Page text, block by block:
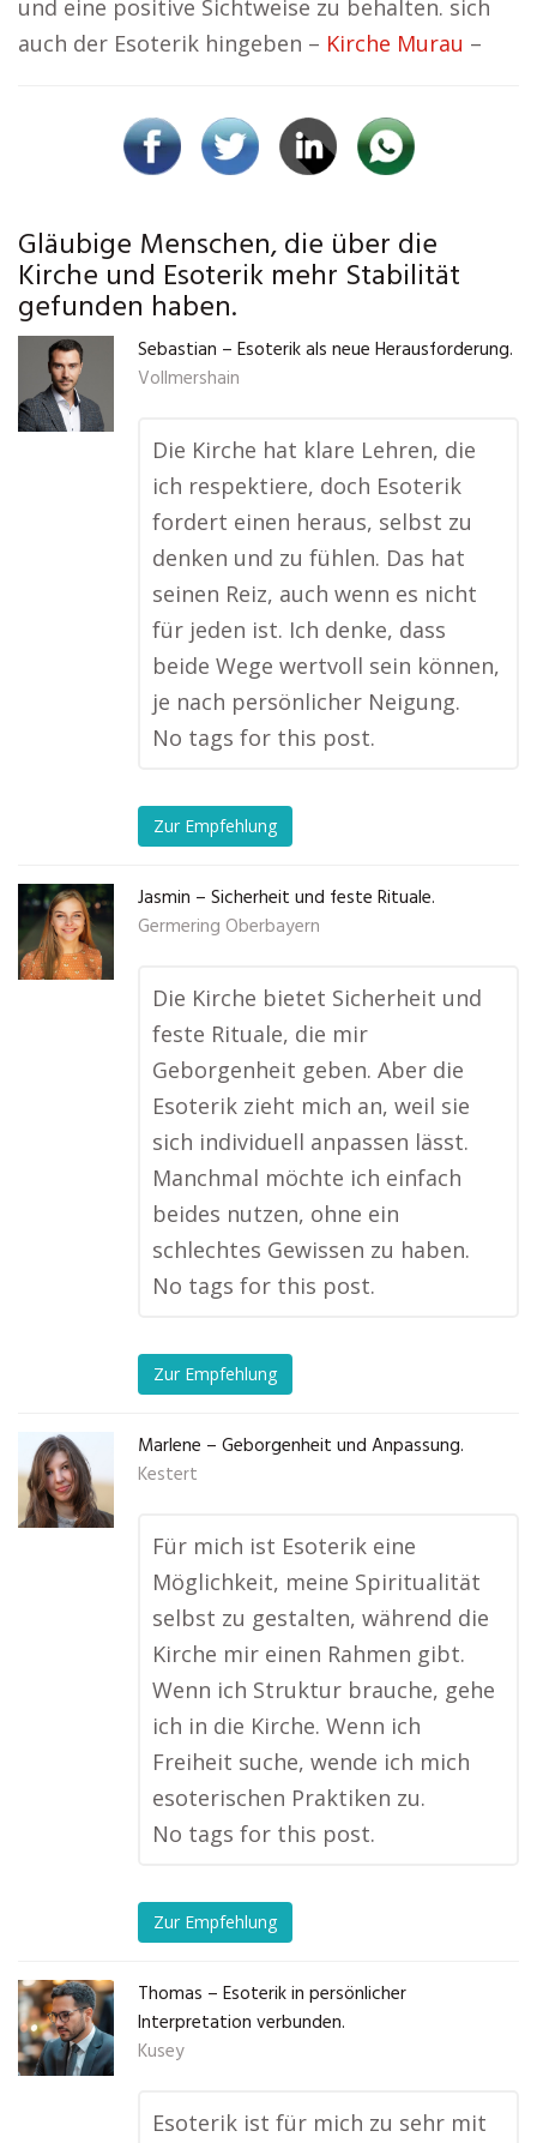
und eine positive Sichtweise zu behalten. sich
auch der Esoterik hingeben – Kirche Murau –
Gläubige Menschen, die über die
Kirche und Esoterik mehr Stabilität
gefunden haben.
Sebastian – Esoterik als neue Herausforderung.
Vollmershain
Die Kirche hat klare Lehren, die
ich respektiere, doch Esoterik
fordert einen heraus, selbst zu
denken und zu fühlen. Das hat
seinen Reiz, auch wenn es nicht
für jeden ist. Ich denke, dass
beide Wege wertvoll sein können,
je nach persönlicher Neigung.
No tags for this post.
Zur Empfehlung
Jasmin – Sicherheit und feste Rituale.
Germering Oberbayern
Die Kirche bietet Sicherheit und
feste Rituale, die mir
Geborgenheit geben. Aber die
Esoterik zieht mich an, weil sie
sich individuell anpassen lässt.
Manchmal möchte ich einfach
beides nutzen, ohne ein
schlechtes Gewissen zu haben.
No tags for this post.
Zur Empfehlung
Marlene – Geborgenheit und Anpassung.
Kestert
Für mich ist Esoterik eine
Möglichkeit, meine Spiritualität
selbst zu gestalten, während die
Kirche mir einen Rahmen gibt.
Wenn ich Struktur brauche, gehe
ich in die Kirche. Wenn ich
Freiheit suche, wende ich mich
esoterischen Praktiken zu.
No tags for this post.
Zur Empfehlung
Thomas – Esoterik in persönlicher
Interpretation verbunden.
Kusey
Esoterik ist für mich zu sehr mit